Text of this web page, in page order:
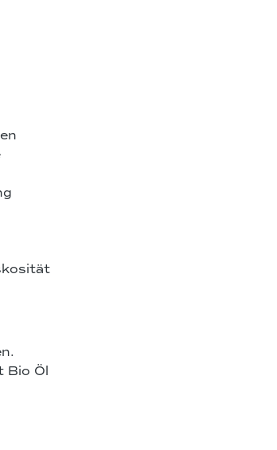
Bio Öl